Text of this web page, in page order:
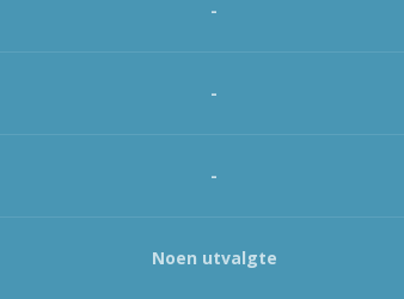
-
-
-
Noen utvalgte